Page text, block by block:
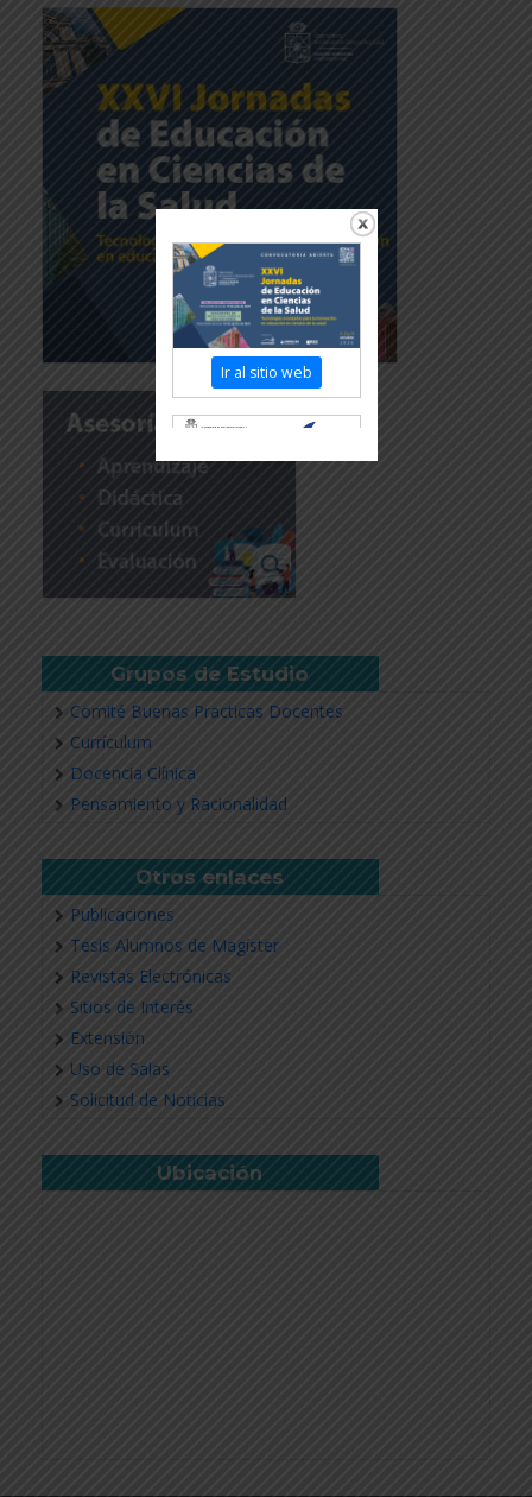
Grupos de Estudio
Comité Buenas Practicas Docentes
Currículum
Docencia Clínica
Pensamiento y Racionalidad
Otros enlaces
Publicaciones
Tesis Alumnos de Magíster
Revistas Electrónicas
Sitios de Interés
Extensión
Uso de Salas
Solicitud de Noticias
Ubicación
Ir al sitio web
Revisar más información